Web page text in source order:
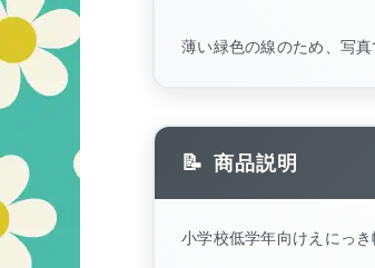
薄い緑色の線のため、写
商品説明
小学校低学年向けえにっき